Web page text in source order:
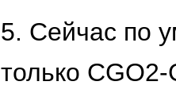
5. Сейчас по
только